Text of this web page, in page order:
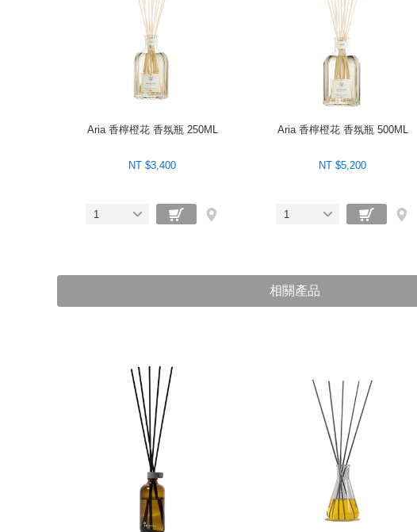
Aria 香檸橙花 香氛瓶 250ML
NT $3,400
1
Aria 香檸橙花 香氛瓶 500ML
NT $5,200
1
相關產品